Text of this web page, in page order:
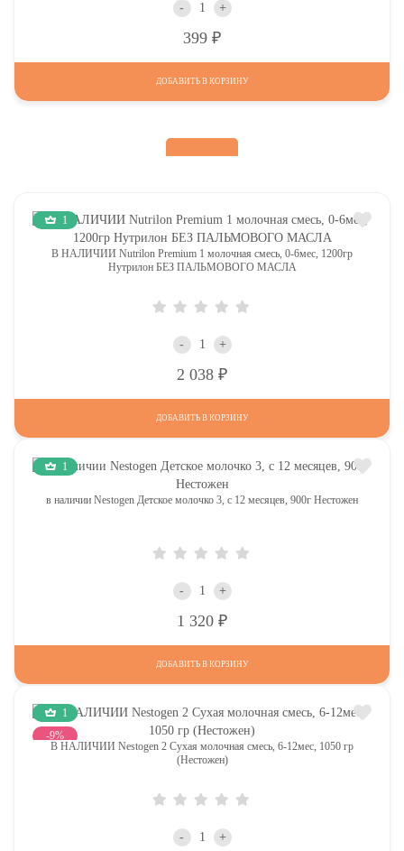
- +
399
ДОБАВИТЬ В КОРЗИНУ
1
В НАЛИЧИИ Nutrilon Premium 1 молочная смесь, 0-6мес, 1200гр
Нутрилон БЕЗ ПАЛЬМОВОГО МАСЛА
- +
2 038
ДОБАВИТЬ В КОРЗИНУ
1
в наличии Nestogen Детское молочко 3, c 12 месяцев, 900г Нестожен
- +
1 320
ДОБАВИТЬ В КОРЗИНУ
1
-9%
В НАЛИЧИИ Nestogen 2 Сухая молочная смесь, 6-12мес, 1050 гр
(Нестожен)
- +